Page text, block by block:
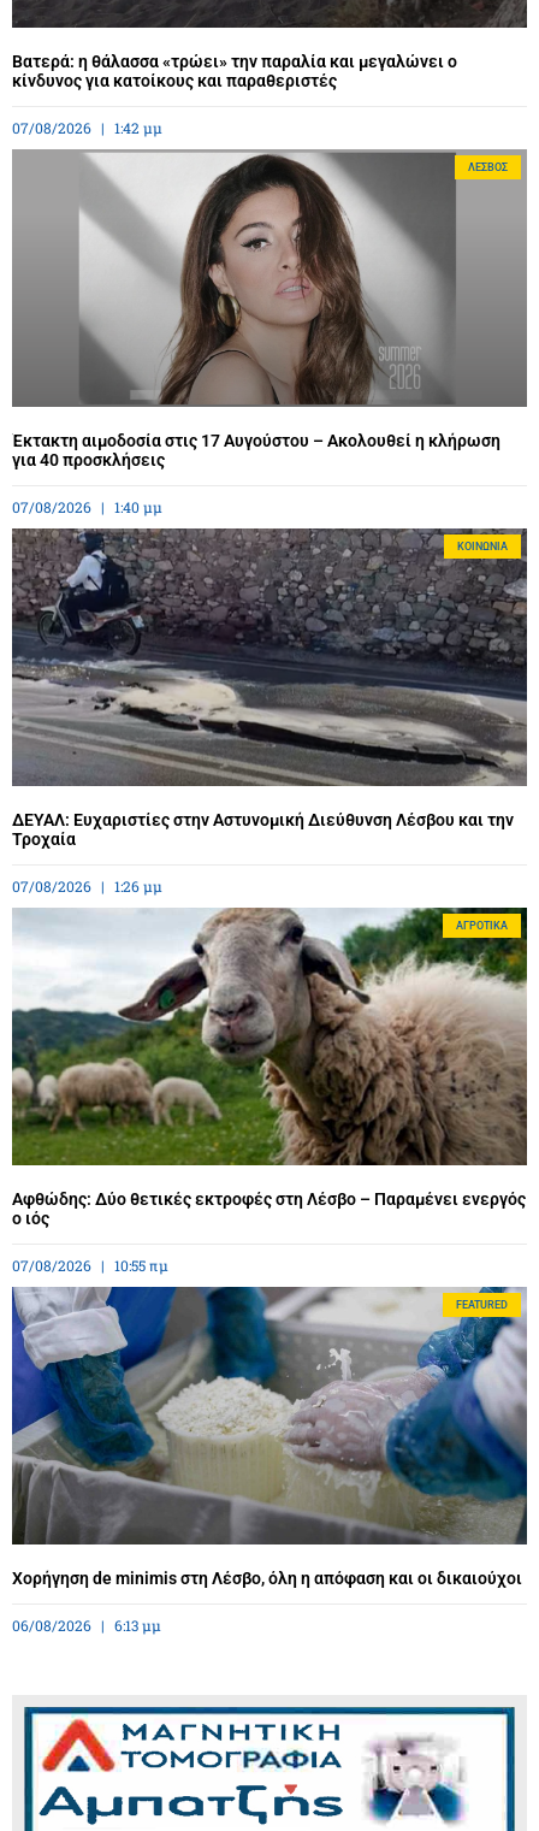
Βατερά: η θάλασσα «τρώει» την παραλία και μεγαλώνει ο
κίνδυνος για κατοίκους και παραθεριστές
07/08/2026 1:42 μμ
ΛΈΣΒΟΣ
Έκτακτη αιμοδοσία στις 17 Αυγούστου – Ακολουθεί η κλήρωση
για 40 προσκλήσεις
07/08/2026 1:40 μμ
ΚΟΙΝΩΝΊΑ
ΔΕΥΑΛ: Ευχαριστίες στην Αστυνομική Διεύθυνση Λέσβου και την
Τροχαία
07/08/2026 1:26 μμ
ΑΓΡΟΤΙΚΆ
Αφθώδης: Δύο θετικές εκτροφές στη Λέσβο – Παραμένει ενεργός
ο ιός
07/08/2026 10:55 πμ
FEATURED
Χορήγηση de minimis στη Λέσβο, όλη η απόφαση και οι δικαιούχοι
06/08/2026 6:13 μμ